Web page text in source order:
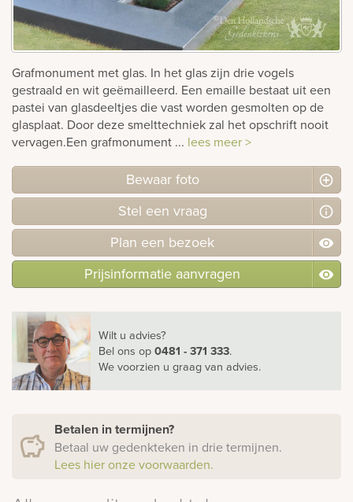
Bekijk
ook:
Grafmonument met glas. In het glas zijn drie vogels
gestraald en wit geëmailleerd. Een emaille bestaat uit een
pastei van glasdeeltjes die vast worden gesmolten op de
glasplaat. Door deze smelttechniek zal het opschrift nooit
vervagen.Een grafmonument ... lees meer >
Bewaar foto
Stel een vraag
Plan een bezoek
Prijsinformatie aanvragen
Wilt u advies?
Bel ons op0481 - 371 333.
We voorzien u graag van advies.
Betalen in termijnen?
Betaal uw gedenkteken in drie termijnen.
Lees hier onze voorwaarden.